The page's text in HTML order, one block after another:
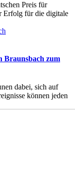
Preis für
Erfolg für die digitale
Braunsbach zum
dabei, sich auf
können jeden